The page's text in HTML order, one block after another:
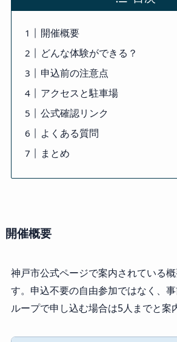
開催概要
どんな体験ができる？
申込前の注意点
アクセスと駐車場
公式確認リンク
よくある質問
まとめ
開催概要
神戸市公式ページで案内されている
す。申込不要の自由参加ではなく、
ループで申し込む場合は5人までと案